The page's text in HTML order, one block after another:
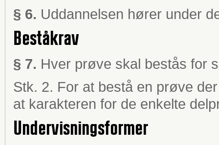
§ 6. Uddannelsen hører under
Beståkrav
§ 7. Hver prøve skal bestås for
Stk. 2. For at bestå en prøve
at karakteren for de enkelte
Undervisningsformer